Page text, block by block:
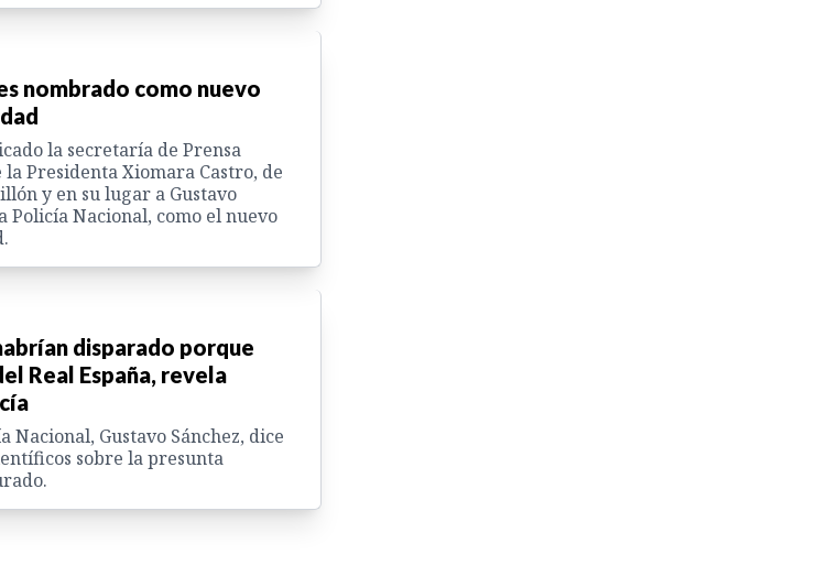
nombrado como nuevo
la secretaría de Prensa
Presidenta Xiomara Castro, de
y en su lugar a Gustavo
Policía Nacional, como el nuevo
disparado porque
Real España, revela
Nacional, Gustavo Sánchez, dice
sobre la presunta